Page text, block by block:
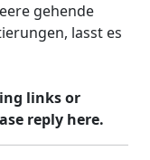
gehende
lasst es
links or
reply here.